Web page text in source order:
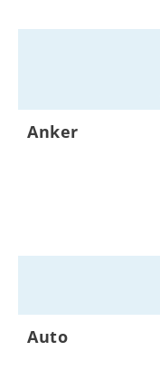
Anker
Auto